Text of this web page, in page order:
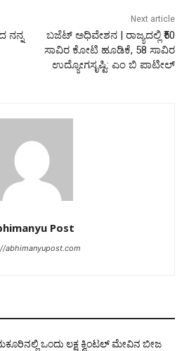
ನನ್ನ
Next article
‌ಬಜೆಟ್‌ ಅಧಿವೇಶನ | ರಾಜ್ಯದಲ್ಲಿ ₹50
ಸಾವಿರ ಕೋಟಿ ಹೂಡಿಕೆ, 58 ಸಾವಿರ
ಉದ್ಯೋಗಸೃಷ್ಟಿ: ಎಂ ಬಿ ಪಾಟೀಲ್
Post
abhimanyupost.com
ಒಂದು ಲಕ್ಷ ಕ್ವಿಂಟಲ್ ಮೇವಿನ ಬೀಜ